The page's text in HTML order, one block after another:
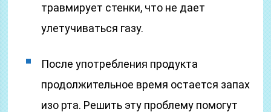
травмирует стенки, что не дает
улетучиваться газу.
После употребления продукта
продолжительное время остается запах
изо рта. Решить эту проблему помогут